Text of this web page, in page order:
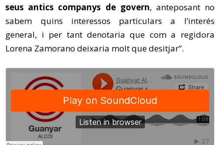
seus antics companys de govern, anteposant no
sabem quins interessos particulars a l’interés
general, i per tant denotaria que com a regidora
Lorena Zamorano deixaria molt que desitjar”.